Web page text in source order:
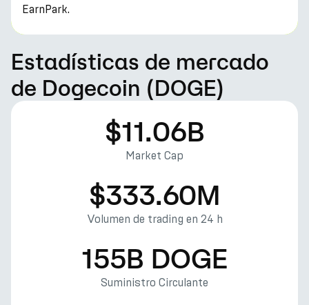
EarnPark.
Estadísticas de mercado
de Dogecoin (DOGE)
$11.06B
Market Cap
$333.60M
Volumen de trading en 24 h
155B DOGE
Suministro Circulante